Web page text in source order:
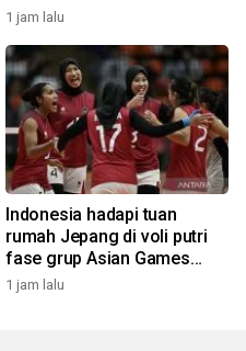
Games 2026
1 jam lalu
Indonesia hadapi tuan
rumah Jepang di voli putri
fase grup Asian Games
2026
1 jam lalu